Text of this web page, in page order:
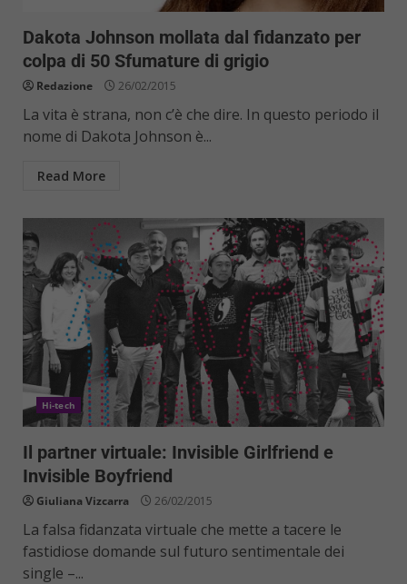
Dakota Johnson mollata dal fidanzato per
colpa di 50 Sfumature di grigio
Redazione 26/02/2015
La vita è strana, non c’è che dire. In questo periodo il
nome di Dakota Johnson è...
Read More
Hi-tech
Il partner virtuale: Invisible Girlfriend e
Invisible Boyfriend
Giuliana Vizcarra 26/02/2015
La falsa fidanzata virtuale che mette a tacere le
fastidiose domande sul futuro sentimentale dei
single –...